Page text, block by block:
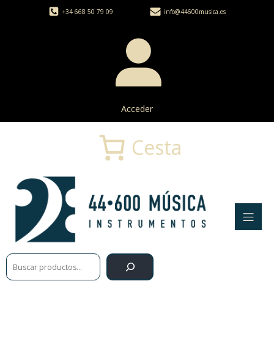
+34 668 50 79 09 info@44600musica.es
Acceder
Buscar
Cesta